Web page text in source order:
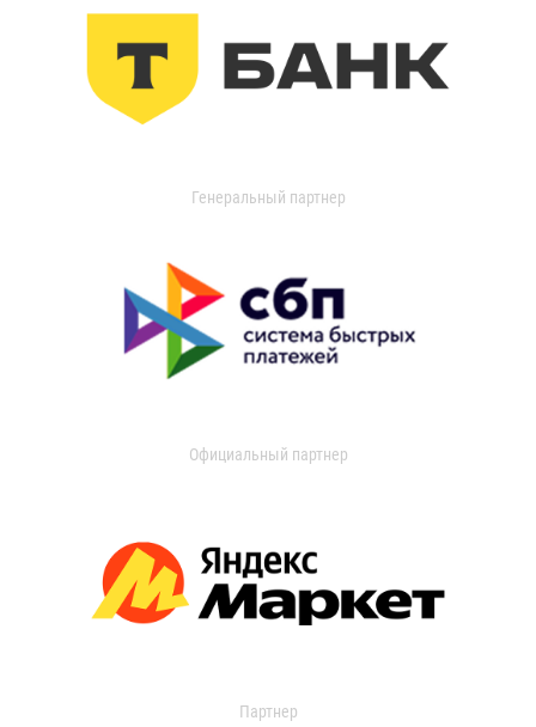
Генеральный партнер
Официальный партнер
Партнер